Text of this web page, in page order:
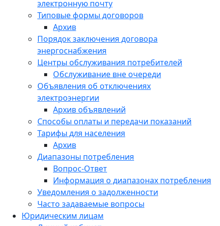
электронную почту
Типовые формы договоров
Архив
Порядок заключения договора
энергоснабжения
Центры обслуживания потребителей
Обслуживание вне очереди
Объявления об отключениях
электроэнергии
Архив объявлений
Способы оплаты и передачи показаний
Тарифы для населения
Архив
Диапазоны потребления
Вопрос-Ответ
Информация о диапазонах потребления
Уведомления о задолженности
Часто задаваемые вопросы
Юридическим лицам